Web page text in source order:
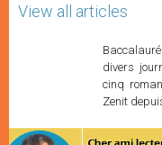
View all articles
divers
cinq
Zenit